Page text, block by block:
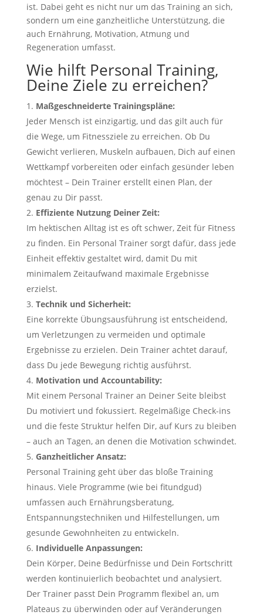
ist. Dabei geht es nicht nur um das Training an sich,
sondern um eine ganzheitliche Unterstützung, die
auch Ernährung, Motivation, Atmung und
Regeneration umfasst.
Wie hilft Personal Training,
Deine Ziele zu erreichen?
Maßgeschneiderte Trainingspläne:
Jeder Mensch ist einzigartig, und das gilt auch für
die Wege, um Fitnessziele zu erreichen. Ob Du
Gewicht verlieren, Muskeln aufbauen, Dich auf einen
Wettkampf vorbereiten oder einfach gesünder leben
möchtest – Dein Trainer erstellt einen Plan, der
genau zu Dir passt.
Effiziente Nutzung Deiner Zeit:
Im hektischen Alltag ist es oft schwer, Zeit für Fitness
zu finden. Ein Personal Trainer sorgt dafür, dass jede
Einheit effektiv gestaltet wird, damit Du mit
minimalem Zeitaufwand maximale Ergebnisse
erzielst.
Technik und Sicherheit:
Eine korrekte Übungsausführung ist entscheidend,
um Verletzungen zu vermeiden und optimale
Ergebnisse zu erzielen. Dein Trainer achtet darauf,
dass Du jede Bewegung richtig ausführst.
Motivation und Accountability:
Mit einem Personal Trainer an Deiner Seite bleibst
Du motiviert und fokussiert. Regelmäßige Check-ins
und die feste Struktur helfen Dir, auf Kurs zu bleiben
– auch an Tagen, an denen die Motivation schwindet.
Ganzheitlicher Ansatz:
Personal Training geht über das bloße Training
hinaus. Viele Programme (wie bei fitundgud)
umfassen auch Ernährungsberatung,
Entspannungstechniken und Hilfestellungen, um
gesunde Gewohnheiten zu entwickeln.
Individuelle Anpassungen:
Dein Körper, Deine Bedürfnisse und Dein Fortschritt
werden kontinuierlich beobachtet und analysiert.
Der Trainer passt Dein Programm flexibel an, um
Plateaus zu überwinden oder auf Veränderungen